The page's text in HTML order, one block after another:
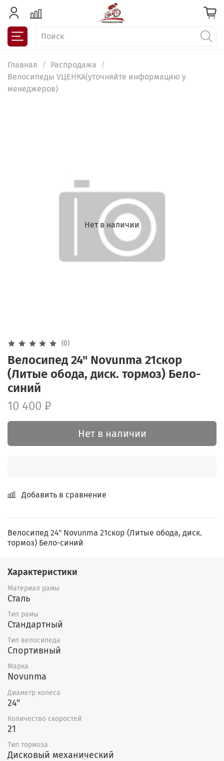
Главная
Распродажа
Велосипеды УЦЕНКА(уточняйте информацию у
менеджеров)
Нет в наличии
(0)
Велосипед 24" Novunma 21скор
(Литые обода, диск. тормоз) Бело-
синий
10 400 ₽
Нет в наличии
Добавить в сравнение
Велосипед 24" Novunma 21скор (Литые обода, диск.
тормоз) Бело-синий
Характеристики
Материал рамы
Сталь
Тип рамы
Стандартный
Тип велосипеда
Спортивный
Марка
Novunma
Диаметр колеса
24"
Количество скоростей
21
Тип тормоза
Дисковый механический